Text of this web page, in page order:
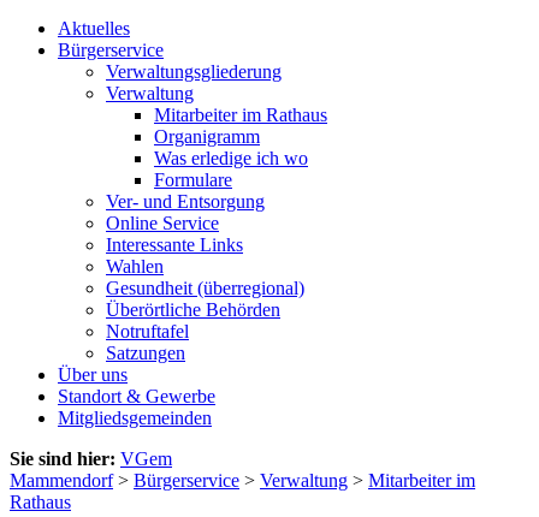
Aktuelles
Bürgerservice
Verwaltungsgliederung
Verwaltung
Mitarbeiter im Rathaus
Organigramm
Was erledige ich wo
Formulare
Ver- und Entsorgung
Online Service
Interessante Links
Wahlen
Gesundheit (überregional)
Überörtliche Behörden
Notruftafel
Satzungen
Über uns
Standort & Gewerbe
Mitgliedsgemeinden
Sie sind hier: VGem
Mammendorf> Bürgerservice > Verwaltung > Mitarbeiter im
Rathaus